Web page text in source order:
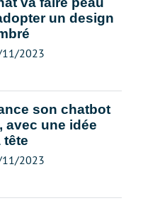
un design
2023
son chatbot
avec une idée
tête
2023